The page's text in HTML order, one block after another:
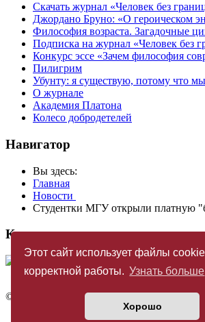
Этот сайт использует файлы
корректной работы. Узнать больше
Хорошо
Скачать журнал «Человек без
Джордано Бруно: «О героическом
Философия возраста. Загадочные
Подписка на журнал «Человек без
Конкурс эссе «Зачем философия
Пилигрим
Убунту: я существую, потому что
О журнале
Академия Платона
Колесо добродетелей
Навигатор
Вы здесь:
Главная
Новости
Студентки МГУ открыли платную
Купить журнал
© Издательство «Новый Акрополь»2005
Политика конфиденциальности